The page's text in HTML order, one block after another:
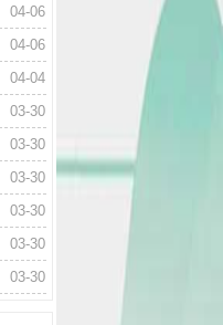
04-06
04-06
04-04
03-30
03-30
03-30
03-30
03-30
03-30